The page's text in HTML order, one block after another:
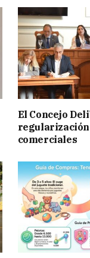
El Concejo
regularización
comerciales